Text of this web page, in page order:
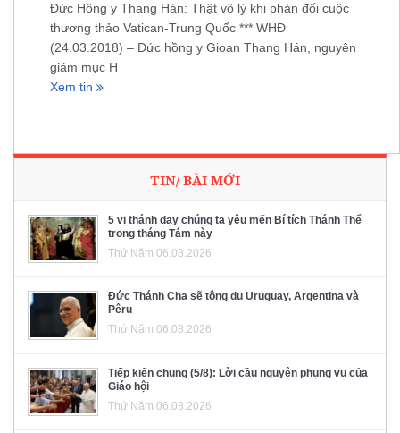
Đức Hồng y Thang Hán: Thật vô lý khi phản đối cuộc
thương thảo Vatican-Trung Quốc *** WHĐ
(24.03.2018) – Đức hồng y Gioan Thang Hán, nguyên
giám mục H
Xem tin
TIN/ BÀI MỚI
5 vị thánh dạy chúng ta yêu mến Bí tích Thánh Thể
trong tháng Tám này
Thứ Năm 06.08.2026
Đức Thánh Cha sẽ tông du Uruguay, Argentina và
Pêru
Thứ Năm 06.08.2026
Tiếp kiến chung (5/8): Lời cầu nguyện phụng vụ của
Giáo hội
Thứ Năm 06.08.2026